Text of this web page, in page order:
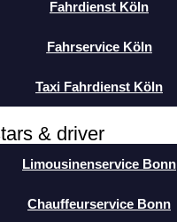
Fahrdienst Köln
Fahrservice Köln
Taxi Fahrdienst Köln
& driver
Limousinenservice Bonn
Chauffeurservice Bonn